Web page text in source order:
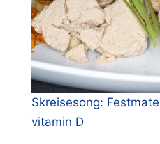
Skreisesong:
vitamin D